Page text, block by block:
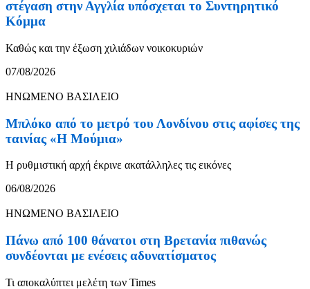
στέγαση στην Αγγλία υπόσχεται το Συντηρητικό
Κόμμα
Καθώς και την έξωση χιλιάδων νοικοκυριών
07/08/2026
ΗΝΩΜΕΝΟ ΒΑΣΙΛΕΙΟ
Μπλόκο από το μετρό του Λονδίνου στις αφίσες της
ταινίας «Η Μούμια»
Η ρυθμιστική αρχή έκρινε ακατάλληλες τις εικόνες
06/08/2026
ΗΝΩΜΕΝΟ ΒΑΣΙΛΕΙΟ
Πάνω από 100 θάνατοι στη Βρετανία πιθανώς
συνδέονται με ενέσεις αδυνατίσματος
Τι αποκαλύπτει μελέτη των Times